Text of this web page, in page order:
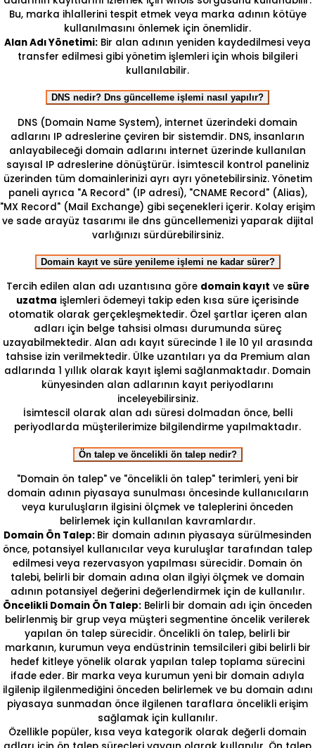
Bu, marka ihlallerini tespit etmek veya marka adının kötüye
kullanılmasını önlemek için önemlidir.
Alan Adı Yönetimi: Bir alan adının yeniden kaydedilmesi veya
transfer edilmesi gibi yönetim işlemleri için whois bilgileri
kullanılabilir.
DNS nedir? Dns güncelleme işlemi nasıl yapılır?
DNS (Domain Name System), internet üzerindeki domain
adlarını IP adreslerine çeviren bir sistemdir. DNS, insanların
anlayabileceği domain adlarını internet üzerinde kullanılan
sayısal IP adreslerine dönüştürür. İsimtescil kontrol paneliniz
üzerinden tüm domainlerinizi ayrı ayrı yönetebilirsiniz. Yönetim
paneli ayrıca "A Record" (IP adresi), "CNAME Record" (Alias),
"MX Record" (Mail Exchange) gibi seçenekleri içerir. Kolay erişim
ve sade arayüz tasarımı ile dns güncellemenizi yaparak dijital
varlığınızı sürdürebilirsiniz.
Domain kayıt ve süre yenileme işlemi ne kadar sürer?
Tercih edilen alan adı uzantısına göre domain kayıt ve süre
uzatma işlemleri ödemeyi takip eden kısa süre içerisinde
otomatik olarak gerçekleşmektedir. Özel şartlar içeren alan
adları için belge tahsisi olması durumunda süreç
uzayabilmektedir. Alan adı kayıt sürecinde 1 ile 10 yıl arasında
tahsise izin verilmektedir. Ülke uzantıları ya da Premium alan
adlarında 1 yıllık olarak kayıt işlemi sağlanmaktadır. Domain
künyesinden alan adlarının kayıt periyodlarını
inceleyebilirsiniz.
İsimtescil olarak alan adı süresi dolmadan önce, belli
periyodlarda müşterilerimize bilgilendirme yapılmaktadır.
Ön talep ve öncelikli ön talep nedir?
"Domain ön talep" ve "öncelikli ön talep" terimleri, yeni bir
domain adının piyasaya sunulması öncesinde kullanıcıların
veya kuruluşların ilgisini ölçmek ve taleplerini önceden
belirlemek için kullanılan kavramlardır.
Domain Ön Talep: Bir domain adının piyasaya sürülmesinden
önce, potansiyel kullanıcılar veya kuruluşlar tarafından talep
edilmesi veya rezervasyon yapılması sürecidir. Domain ön
talebi, belirli bir domain adına olan ilgiyi ölçmek ve domain
adının potansiyel değerini değerlendirmek için de kullanılır.
Öncelikli Domain Ön Talep: Belirli bir domain adı için önceden
belirlenmiş bir grup veya müşteri segmentine öncelik verilerek
yapılan ön talep sürecidir. Öncelikli ön talep, belirli bir
markanın, kurumun veya endüstrinin temsilcileri gibi belirli bir
hedef kitleye yönelik olarak yapılan talep toplama sürecini
ifade eder. Bir marka veya kurumun yeni bir domain adıyla
ilgilenip ilgilenmediğini önceden belirlemek ve bu domain adını
piyasaya sunmadan önce ilgilenen taraflara öncelikli erişim
sağlamak için kullanılır.
Özellikle popüler, kısa veya kategorik olarak değerli domain